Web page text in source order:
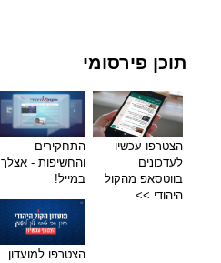
תוכן פירסומי
הצטרפו עכשיו
לעדכונים
בווטסאפ מהקול
היהודי >>
התחקירים
והחשיפות - אצלך
במייל!
הצטרפו למועדון